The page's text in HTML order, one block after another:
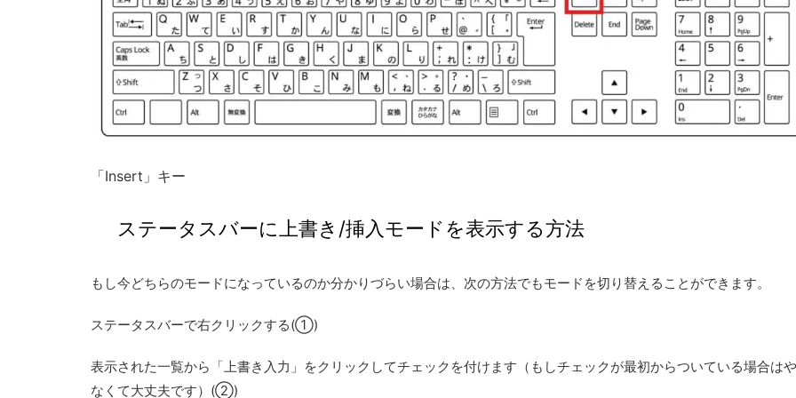
「Insert」キー
ステータスバーに上書き/挿入モードを表示する方法
もし今どちらのモードになっているのか分かりづらい場合は、次の方法でもモードを切り替えることができます。
ステータスバーで右クリックする(①)
表示された一覧から「上書き入力」をクリックしてチェックを付けます（もしチェックが最初からついている場合は
なくて大丈夫です）(②)